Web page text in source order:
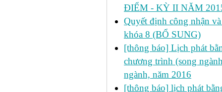
ĐIỂM - KỲ II NĂM
Quyết định công nhận
khóa 8 (BỔ SUNG)
[thông báo] Lịch phát
chương trình (song
ngành, năm 2016
[thông báo] lịch phát